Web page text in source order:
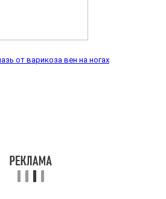
от варикоза вен на ногах